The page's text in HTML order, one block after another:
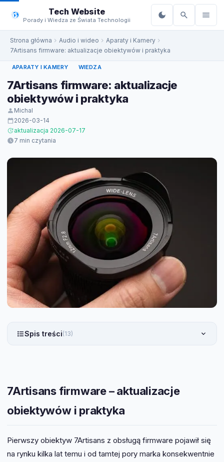
do
treści
Tech Website
Porady i Wiedza ze Świata Technologii
Strona główna Audio i wideo
Aparaty i Kamery
7Artisans firmware: aktualizacje obiektywów i praktyka
APARATY I KAMERY WIEDZA
7Artisans firmware: aktualizacje
obiektywów i praktyka
Michal
2026-03-14
aktualizacja 2026-07-17
7 min czytania
Spis treści(13)
7Artisans firmware – aktualizacje
obiektywów i praktyka
Pierwszy obiektyw 7Artisans z obsługą firmware pojawił się
na rynku kilka lat temu i od tamtej pory marka konsekwentnie